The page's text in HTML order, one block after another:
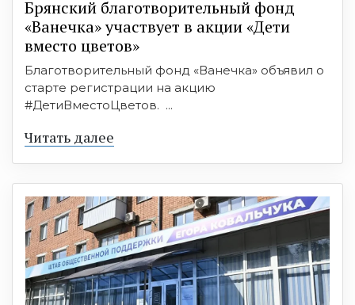
Брянский благотворительный фонд
«Ванечка» участвует в акции «Дети
вместо цветов»
Благотворительный фонд «Ванечка» объявил о
старте регистрации на акцию
#ДетиВместоЦветов. ...
Читать далее